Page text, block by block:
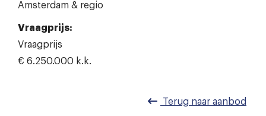
Amsterdam & regio
Vraagprijs:
Vraagprijs
€ 6.250.000 k.k.
Terug naar aanbod